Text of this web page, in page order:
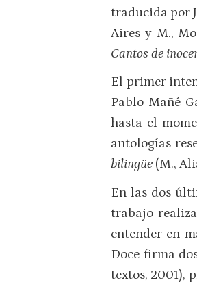
traducida por
Aires y M.,
Cantos de
El primer
Pablo Mañé
hasta el
antologías
bilingüe (M.,
En las dos
trabajo
entender en
Doce firma
textos, 2001),